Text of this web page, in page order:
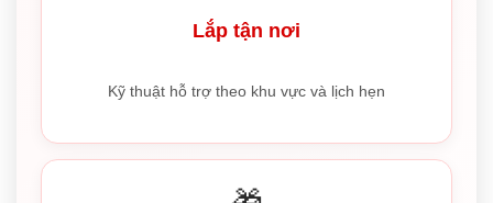
Lắp tận nơi
Kỹ thuật hỗ trợ theo khu vực và lịch hẹn